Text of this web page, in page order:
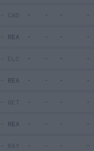
- CAD
- REA
- ELC
- REA
- GET
- REA
- RAY